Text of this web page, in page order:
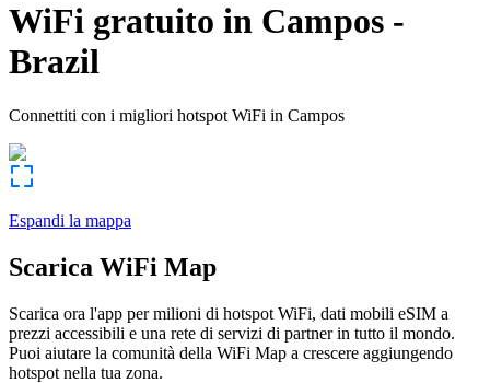
WiFi gratuito in Campos -
Brazil
Connettiti con i migliori hotspot WiFi in Campos
Espandi la mappa
Scarica WiFi Map
Scarica ora l'app per milioni di hotspot WiFi, dati mobili eSIM a
prezzi accessibili e una rete di servizi di partner in tutto il mondo.
Puoi aiutare la comunità della WiFi Map a crescere aggiungendo
hotspot nella tua zona.